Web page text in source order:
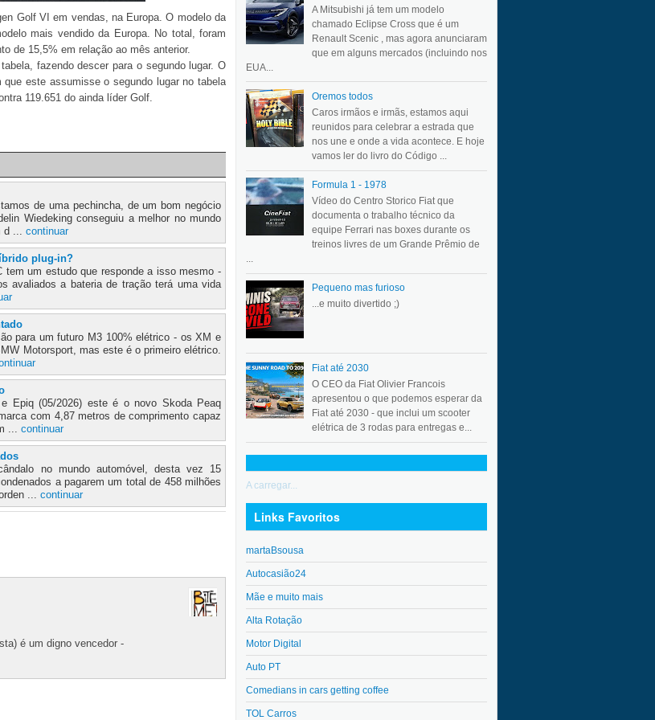
Golf VI em vendas, na Europa. O modelo da
mais vendido da Europa. No total, foram
de 15,5% em relação ao mês anterior.
fazendo descer para o segundo lugar. O
este assumisse o segundo lugar no tabela
119.651 do ainda líder Golf.
de uma pechincha, de um bom negócio
Wiedeking conseguiu a melhor no mundo
d ... continuar
plug-in?
tem um estudo que responde a isso mesmo -
avaliados a bateria de tração terá uma vida
para um futuro M3 100% elétrico - os XM e
Motorsport, mas este é o primeiro elétrico.
Epiq (05/2026) este é o novo Skoda Peaq
com 4,87 metros de comprimento capaz
... continuar
no mundo automóvel, desta vez 15
a pagarem um total de 458 milhões
... continuar
é um digno vencedor -
A Mitsubishi já tem um modelo
chamado Eclipse Cross que é um
Renault Scenic , mas agora anunciaram
que em alguns mercados (incluindo nos
EUA...
Oremos todos
Caros irmãos e irmãs, estamos aqui
reunidos para celebrar a estrada que
nos une e onde a vida acontece. E hoje
vamos ler do livro do Código ...
Formula 1 - 1978
Vídeo do Centro Storico Fiat que
documenta o trabalho técnico da
equipe Ferrari nas boxes durante os
treinos livres de um Grande Prêmio de
...
Pequeno mas furioso
...e muito divertido ;)
Fiat até 2030
O CEO da Fiat Olivier Francois
apresentou o que podemos esperar da
Fiat até 2030 - que inclui um scooter
elétrica de 3 rodas para entregas e...
A carregar...
Links Favoritos
martaBsousa
Autocasião24
Mãe e muito mais
Alta Rotação
Motor Digital
Auto PT
Comedians in cars getting coffee
TOL Carros